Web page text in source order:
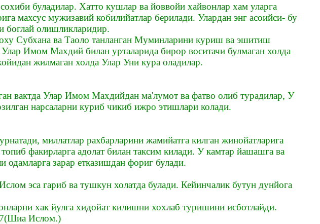
буладилар. Хатто кушлар ва йоввойи хайвонлар хам уларга
махсус мужизавий кобилийатлар берилади. Улардан энг асоийси- бу
боглай олишликларидир.
Субхана ва Таоло танланган Муминларини куриш ва эшитиш
Имом Махдий билан урталарида бирор воситачи булмаган холда
жилмаган холда Улар Уни кура оладилар.
вактда Улар Имом Махдийдан ма'лумот ва фатво олиб турадилар, У
нарсаларни куриб чикиб ижро этишлари колади.
миллатлар рахбарларини жамийатга килган жинойатларига
факирларга адолат билан таксим килади. У камтар йашашга ва
зарар етказишдан фориг булади.
эcа гариб ва тушкун холатда булади. Кейинчалик бутун дунйога
хак йулга хидойат килишни хохлаб туришини исботлайди.
Ислом.)